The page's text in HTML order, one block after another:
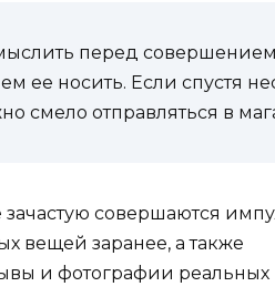
перед совершением
ее носить. Если спустя
смело отправляться в
зачастую совершаются
вещей заранее, а также
и фотографии реальных